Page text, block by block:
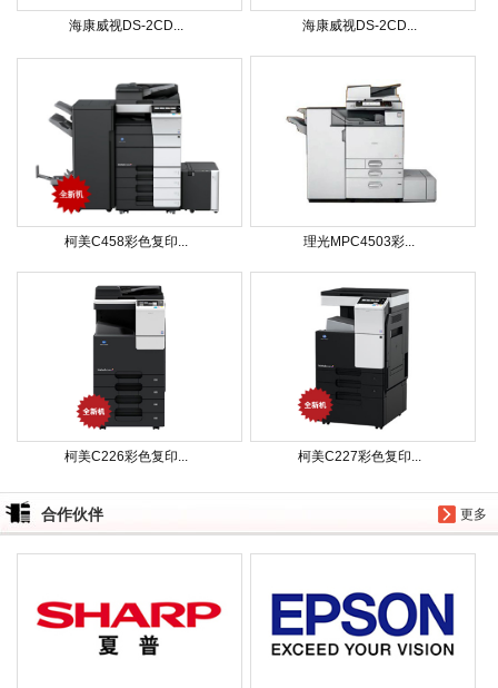
海康威视DS-2CD... 海康威视DS-2CD...
柯美C458彩色复印... 理光MPC4503彩...
柯美C226彩色复印... 柯美C227彩色复印...
更多
合作伙伴